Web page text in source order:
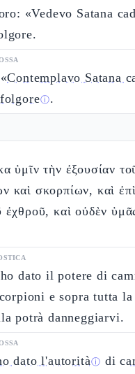
«Vedevo Satana
Contemplavo Satana
ⓘ.
ὑμῖν τὴν ἐξουσίαν
καὶ σκορπίων, καὶ
ἐχθροῦ, καὶ οὐδὲν
dato il potere di
e sopra tutta la
potrà danneggiarvi.
dato l'autoritàⓘ di